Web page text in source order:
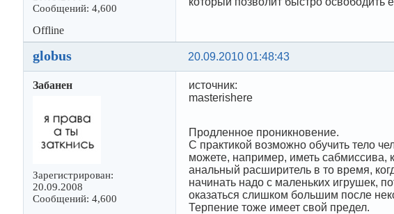
Сообщений: 4,600
Offline
20.09.2010 01:48:43
globus
Забанен
Зарегистрирован:
20.09.2008
Сообщений: 4,600
источник:
masterishere
Продленное проникновение.
С практикой возможно обучить тело
можете, например, иметь сабмиссива,
анальный расширитель в то время,
начинать надо с маленьких игрушек,
оказаться слишком большим после
Терпение тоже имеет свой предел.